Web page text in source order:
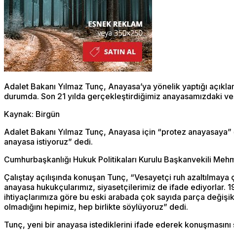
Adalet Bakanı Yılmaz Tunç, Anayasa’ya yönelik yaptığı
durumda. Son 21 yılda gerçekleştirdiğimiz anayasamızdaki
Kaynak: Birgün
Adalet Bakanı Yılmaz Tunç, Anayasa için “protez
anayasa istiyoruz” dedi.
Cumhurbaşkanlığı Hukuk Politikaları Kurulu Başkanvekili
Çalıştay açılışında konuşan Tunç, “Vesayetçi ruh
anayasa hukukçularımız, siyasetçilerimiz de ifade ediyorlar.
ihtiyaçlarımıza göre bu eski arabada çok sayıda parça
olmadığını hepimiz, hep birlikte söylüyoruz” dedi.
Tunç, yeni bir anayasa istediklerini ifade ederek